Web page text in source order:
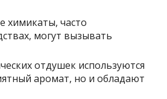
химикаты, часто
могут вызывать
отдушек используются
аромат, но и обладают